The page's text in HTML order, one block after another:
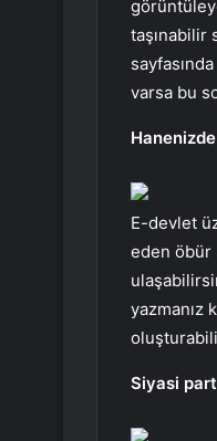
taşınabilir
varsa bu
E-devlet
eden öbür
yazmanız
Siyasi